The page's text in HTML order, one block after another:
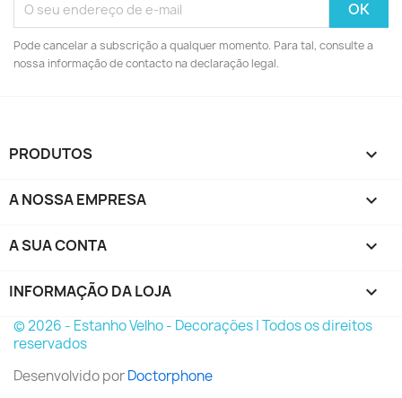
Pode cancelar a subscrição a qualquer momento. Para tal, consulte a
nossa informação de contacto na declaração legal.
PRODUTOS 
A NOSSA EMPRESA 
A SUA CONTA 
INFORMAÇÃO DA LOJA keyboard_arrow_down
© 2026 - Estanho Velho - Decorações | Todos os direitos
reservados
Desenvolvido porDoctorphone